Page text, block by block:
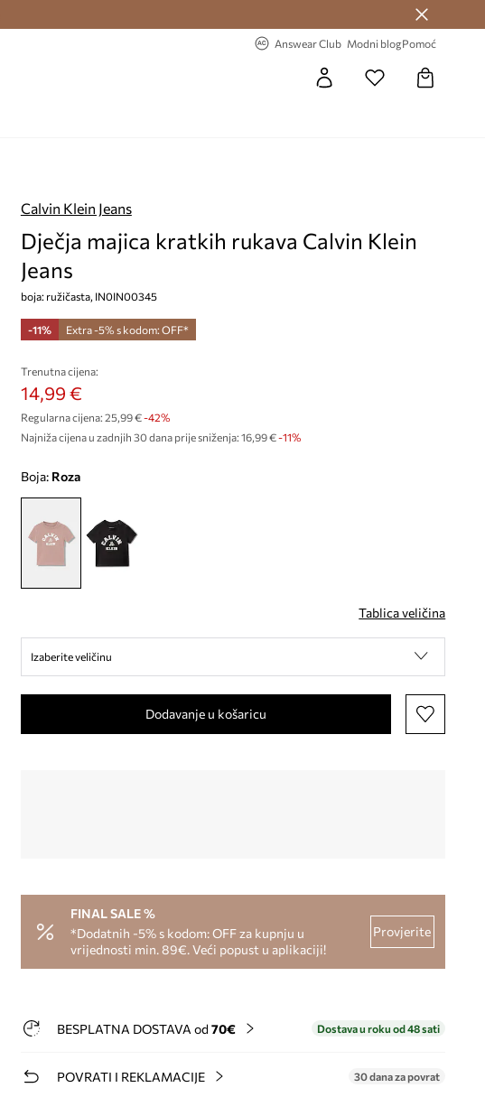
Answear Club Modni blogPomoć
Calvin Klein Jeans
Dječja majica kratkih rukava Calvin Klein
Jeans
boja: ružičasta, IN0IN00345
-11% Extra -5% s kodom: OFF*
Trenutna cijena:
14,99 €
Regularna cijena: 25,99 €-42%
Najniža cijena u zadnjih 30 dana prije sniženja: 16,99 € -11%
Boja: roza
Tablica veličina
Izaberite veličinu
Dodavanje u košaricu
FINAL SALE %
*Dodatnih -5% s kodom: OFF za kupnju u
vrijednosti min. 89€. Veći popust u aplikaciji!
Provjerite
BESPLATNA DOSTAVA od 70€ Dostava u roku od 48 sati
POVRATI I REKLAMACIJE 30 dana za povrat